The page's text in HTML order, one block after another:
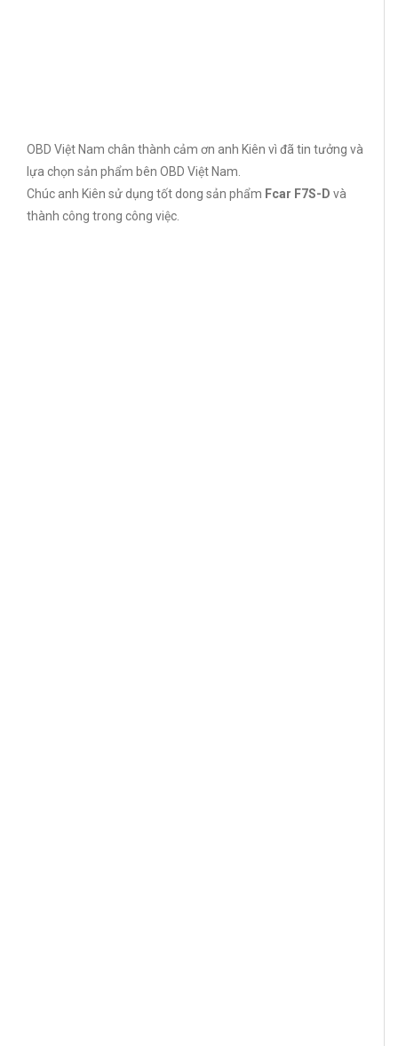
OBD Việt Nam chân thành cảm ơn anh Kiên vì đã tin tưởng và
lựa chọn sản phẩm bên OBD Việt Nam.
Chúc anh Kiên sử dụng tốt dong sản phẩm Fcar F7S-D và
thành công trong công việc.